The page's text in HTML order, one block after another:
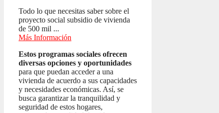
Todo lo que necesitas saber sobre el
proyecto social subsidio de vivienda
de 500 mil ...
Más Información
Estos programas sociales ofrecen
diversas opciones y oportunidades
para que puedan acceder a una
vivienda de acuerdo a sus capacidades
y necesidades económicas. Así, se
busca garantizar la tranquilidad y
seguridad de estos hogares,